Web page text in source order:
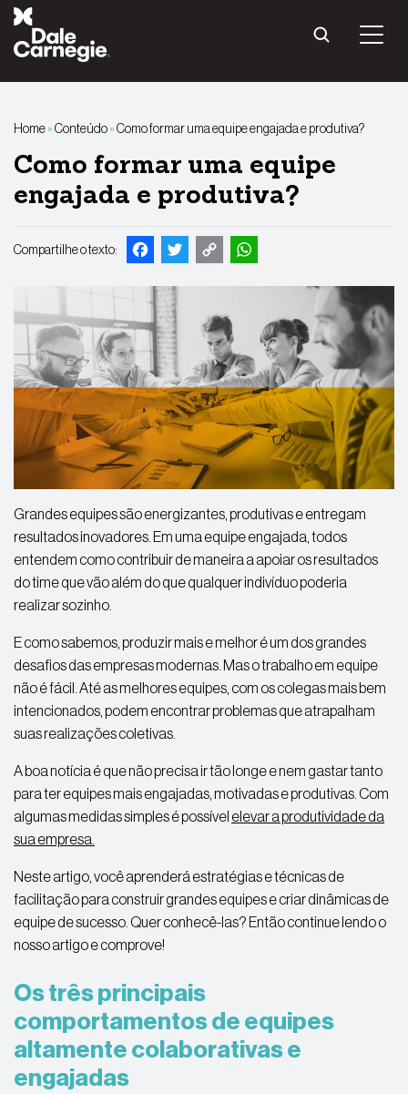
Pular
conteúdo
Home»Conteúdo»Como formar uma equipe engajada e produtiva?
Como formar uma equipe
engajada e produtiva?
Compartilhe o texto: Facebook
Twitter
Copy
Link
WhatsApp
Grandes equipes são energizantes, produtivas e entregam
resultados inovadores. Em uma equipe engajada, todos
entendem como contribuir de maneira a apoiar os resultados
do time que vão além do que qualquer indivíduo poderia
realizar sozinho.
E como sabemos, produzir mais e melhor é um dos grandes
desafios das empresas modernas. Mas o trabalho em equipe
não é fácil. Até as melhores equipes, com os colegas mais bem
intencionados, podem encontrar problemas que atrapalham
suas realizações coletivas.
A boa notícia é que não precisa ir tão longe e nem gastar tanto
para ter equipes mais engajadas, motivadas e produtivas. Com
algumas medidas simples é possível elevar a produtividade da
sua empresa.
Neste artigo, você aprenderá estratégias e técnicas de
facilitação para construir grandes equipes e criar dinâmicas de
equipe de sucesso. Quer conhecê-las? Então continue lendo o
nosso artigo e comprove!
Os três principais
comportamentos de equipes
altamente colaborativas e
engajadas